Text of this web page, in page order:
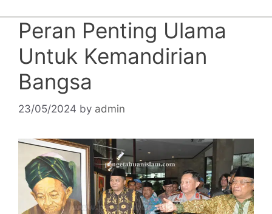
Peran Penting Ulama
Untuk Kemandirian
Bangsa
23/05/2024 by admin